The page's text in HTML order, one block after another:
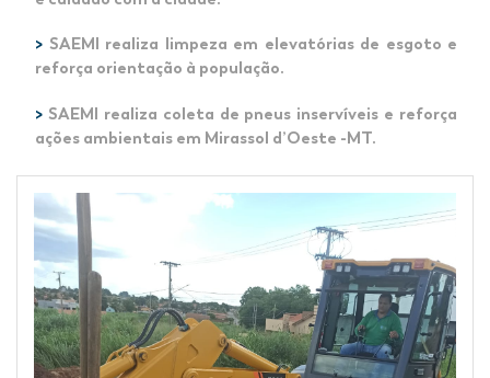
> SAEMI realiza limpeza em elevatórias de esgoto e
reforça orientação à população.
> SAEMI realiza coleta de pneus inservíveis e reforça
ações ambientais em Mirassol d’Oeste -MT.